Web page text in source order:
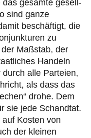
das ge­sam­te ge­sell­
sind ganze
be­schäftigt, die
zu
Maß­stab, der
Handeln
alle Parteien,
als dass das
dro­he. Dem
sie jede Schandtat.
Kosten von
der kleinen